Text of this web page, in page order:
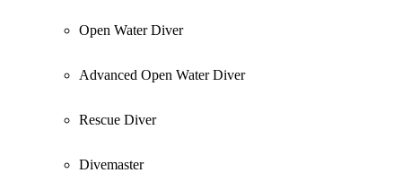
Open Water Diver
Advanced Open Water Diver
Rescue Diver
Divemaster